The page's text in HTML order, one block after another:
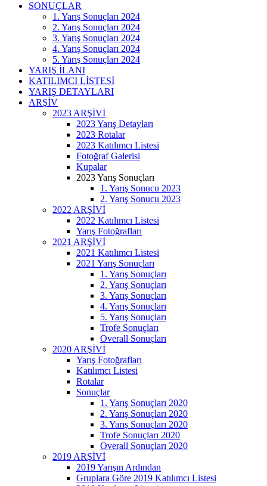
SONUÇLAR
1. Yarış Sonuçları 2024
2. Yarış Sonuçları 2024
3. Yarış Sonuçları 2024
4. Yarış Sonuçları 2024
5. Yarış Sonuçları 2024
YARIŞ İLANI
KATILIMCI LİSTESİ
YARIŞ DETAYLARI
ARŞİV
2023 ARŞİVİ
2023 Yarış Detayları
2023 Rotalar
2023 Katılımcı Listesi
Fotoğraf Galerisi
Kupalar
2023 Yarış Sonuçları
1. Yarış Sonucu 2023
2. Yarış Sonucu 2023
2022 ARŞİVİ
2022 Katılımcı Listesi
Yarış Fotoğrafları
2021 ARŞİVİ
2021 Katılımcı Listesi
2021 Yarış Sonuçları
1. Yarış Sonuçları
2. Yarış Sonuçları
3. Yarış Sonuçları
4. Yarış Sonuçları
5. Yarış Sonuçları
Trofe Sonuçları
Overall Sonuçları
2020 ARŞİVİ
Yarış Fotoğrafları
Katılımcı Listesi
Rotalar
Sonuçlar
1. Yarış Sonuçları 2020
2. Yarış Sonuçları 2020
3. Yarış Sonuçları 2020
Trofe Sonuçları 2020
Overall Sonuçları 2020
2019 ARŞİVİ
2019 Yarışın Ardından
Gruplara Göre 2019 Katılımcı Listesi